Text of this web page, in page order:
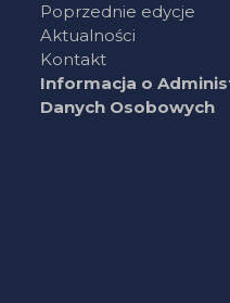
Poprzednie edycje
Aktualności
Kontakt
Informacja o
Danych Osobowych